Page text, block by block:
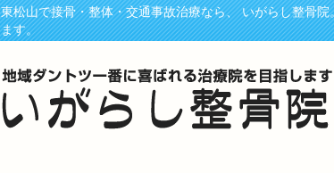
東松山で接骨・整体・交通事故治療なら、 いがらし整骨
ます。